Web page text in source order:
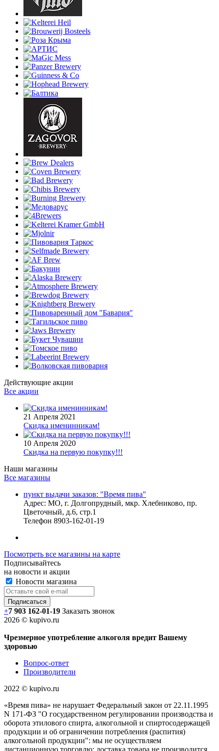
Действующие акции
Все акции
21 Апреля 2021
Скидка именинникам!
10 Апреля 2020
Скидка на первую покупку!!!
Наши магазины
Все магазины
пункт выдачи заказов: "Время пива"
Адрес: МО, г. Долгопрудный, мкр. Хлебниково, пр.
Цветочный, д.6, стр.1
Телефон 8903-162-01-19
Посмотреть все магазины на карте
Подписывайтесь
на новости и акции
Новости магазина
+7 903 162-01-19 Заказать звонок
2026 © kupivo.ru
Чрезмерное употребление алкоголя вредит Вашему
здоровью
Вопрос-ответ
Производители
2022 ©️ kupivo.ru
«Время пива» не нарушает Федеральный закон от 22.11.1995
N 171-ФЗ "О государственном регулировании производства и
оборота этилового спирта, алкогольной и спиртосодержащей
продукции и об ограничении потребления (распития)
алкогольной продукции": мы не осуществляем